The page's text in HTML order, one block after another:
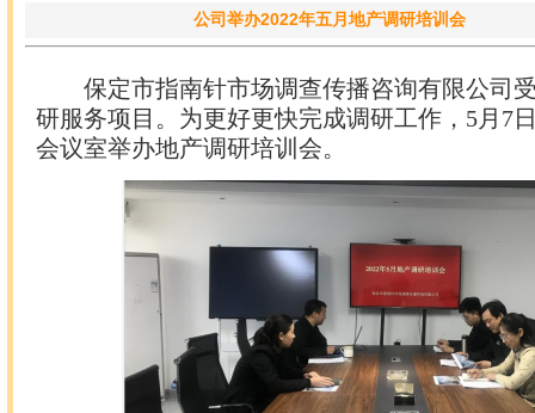
公司举办2022年五月地产调研培训会
保定市指南针市场调查传播咨询有限公司
研服务项目。为更好更快完成调研工作， 5月 7
会议室举办地产调研培训会。